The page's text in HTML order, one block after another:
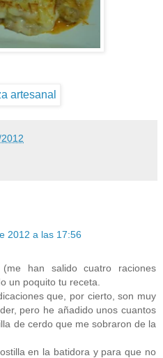
2012 a las 17:56
han salido cuatro raciones
un poquito tu receta.
que, por cierto, son muy
pero he añadido unos cuantos
de cerdo que me sobraron de la
en la batidora y para que no